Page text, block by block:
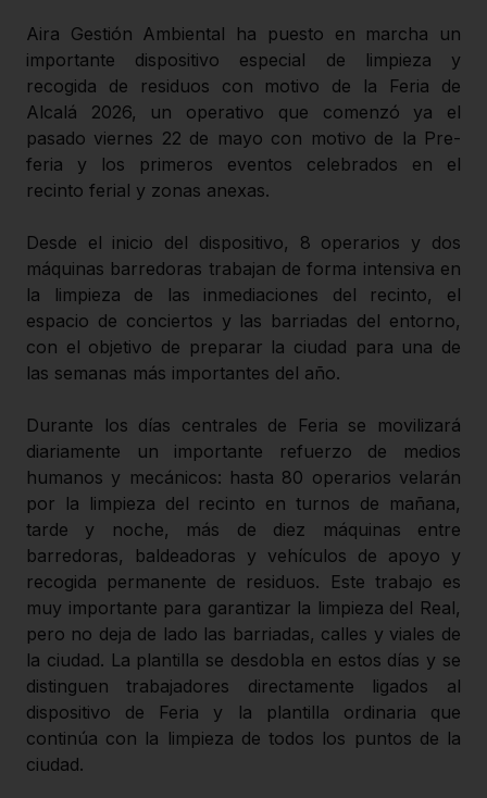
Aira Gestión Ambiental ha puesto en marcha un
importante dispositivo especial de limpieza y
recogida de residuos con motivo de la Feria de
Alcalá 2026, un operativo que comenzó ya el
pasado viernes 22 de mayo con motivo de la Pre-
feria y los primeros eventos celebrados en el
recinto ferial y zonas anexas.
Desde el inicio del dispositivo, 8 operarios y dos
máquinas barredoras trabajan de forma intensiva en
la limpieza de las inmediaciones del recinto, el
espacio de conciertos y las barriadas del entorno,
con el objetivo de preparar la ciudad para una de
las semanas más importantes del año.
Durante los días centrales de Feria se movilizará
diariamente un importante refuerzo de medios
humanos y mecánicos: hasta 80 operarios velarán
por la limpieza del recinto en turnos de mañana,
tarde y noche, más de diez máquinas entre
barredoras, baldeadoras y vehículos de apoyo y
recogida permanente de residuos. Este trabajo es
muy importante para garantizar la limpieza del Real,
pero no deja de lado las barriadas, calles y viales de
la ciudad. La plantilla se desdobla en estos días y se
distinguen trabajadores directamente ligados al
dispositivo de Feria y la plantilla ordinaria que
continúa con la limpieza de todos los puntos de la
ciudad.